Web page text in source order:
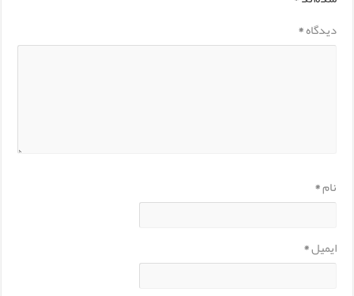
دیدگاه*
نام*
ایمیل*